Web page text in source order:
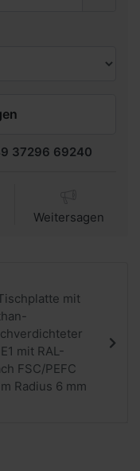
37296 69240
Weitersagen
mit
mit RAL-
FSC/PEFC
Radius 6 mm